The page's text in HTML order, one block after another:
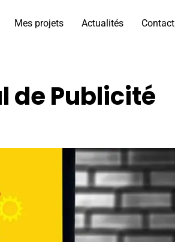
Mes projets Actualités Contact
de Publicité